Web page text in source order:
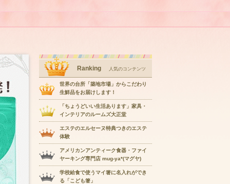
Ranking 人気のコンテンツ
世界の台所「築地市場」からこだわり
生鮮品をお届けします！
「ちょうどいい生活あります」家具・
インテリアのルームズ大正堂
エステのエルセーヌ特典つきのエステ
体験
アメリカンアンティーク食器・ファイ
ヤーキング専門店 mug-ya*(マグヤ)
学校給食で使うマイ箸に名入れができ
る「こども箸」